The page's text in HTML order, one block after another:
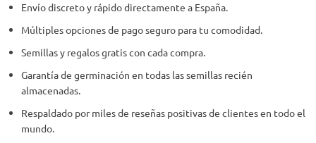
Envío discreto y rápido directamente a España.
Múltiples opciones de pago seguro para tu comodidad.
Semillas y regalos gratis con cada compra.
Garantía de germinación en todas las semillas recién
almacenadas.
Respaldado por miles de reseñas positivas de clientes en todo el
mundo.